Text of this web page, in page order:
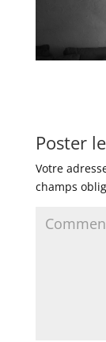
Poster
Votre
champs